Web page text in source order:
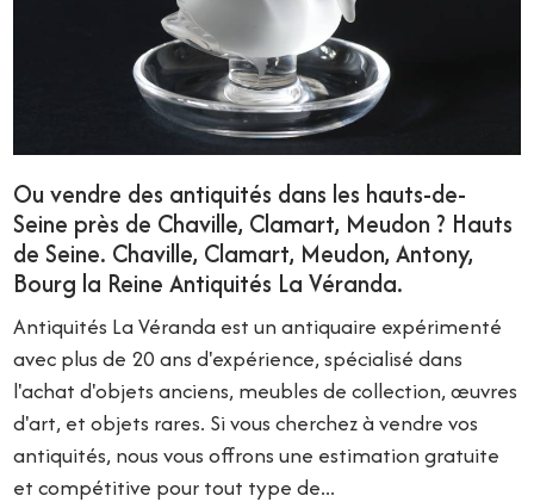
Ou vendre des antiquités dans les hauts-de-
Seine près de Chaville, Clamart, Meudon ? Hauts
de Seine. Chaville, Clamart, Meudon, Antony,
Bourg la Reine Antiquités La Véranda.
Antiquités La Véranda est un antiquaire expérimenté
avec plus de 20 ans d'expérience, spécialisé dans
l'achat d'objets anciens, meubles de collection, œuvres
d'art, et objets rares. Si vous cherchez à vendre vos
antiquités, nous vous offrons une estimation gratuite
et compétitive pour tout type de...